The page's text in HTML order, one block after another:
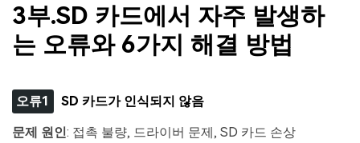
3부.SD 카드에서 자주 발생하
는 오류와 6가지 해결 방법
오류1 SD 카드가 인식되지 않음
문제 원인: 접촉 불량, 드라이버 문제, SD 카드 손상